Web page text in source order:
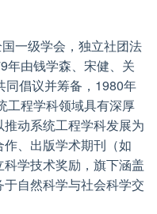
一级学会，独立社团法
年由钱学森、宋健、关
同倡议并筹备，1980年
工程学科领域具有深厚
动系统工程学科发展为
、出版学术期刊（如
科学技术奖励，旗下涵盖
自然科学与社会科学交